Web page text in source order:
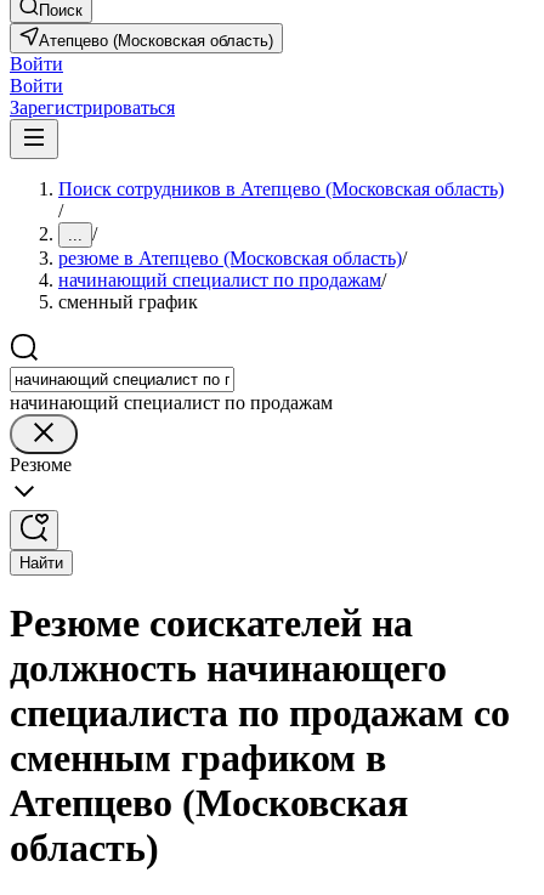
Поиск
Атепцево (Московская область)
Войти
Войти
Зарегистрироваться
Поиск сотрудников в Атепцево (Московская область)
/
... /
резюме в Атепцево (Московская область)/
начинающий специалист по продажам/
сменный график
начинающий специалист по продажам
Резюме
Найти
Резюме соискателей на
должность начинающего
специалиста по продажам со
сменным графиком в
Атепцево (Московская
область)